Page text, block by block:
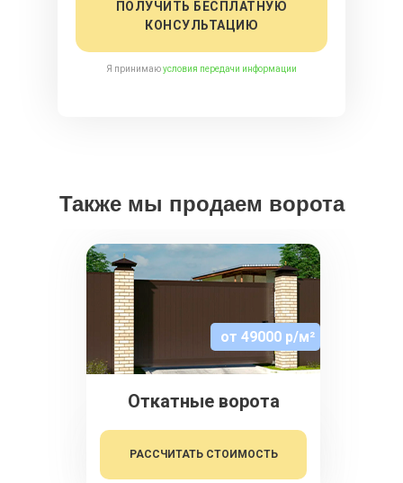
Я принимаюусловия передачи информации
ПОЛУЧИТЬ БЕСПЛАТНУЮ
КОНСУЛЬТАЦИЮ
Также мы продаем ворота
Откатные ворота
от 49000 р/м²
РАССЧИТАТЬ СТОИМОСТЬ